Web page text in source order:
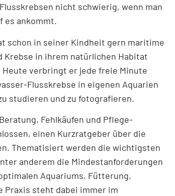
nicht schwierig, wenn man
es ankommt.
schon in seiner Kindheit gern maritime
Krebse in ihrem natürlichen Habitat
verbringt er jede freie Minute
Flusskrebse in eigenen Aquarien
studieren und zu fotografieren.
Fehlkäufen und Pflege-
einen Kurzratgeber über die
Thematisiert werden die wichtigsten
anderem die Mindestanforderungen
Aquariums, Fütterung,
Praxis steht dabei immer im